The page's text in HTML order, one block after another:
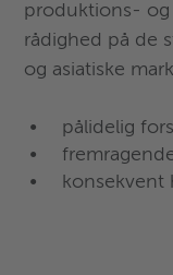
produktions- og
rådighed på de
og asiatiske
pålidelig
konsekvent